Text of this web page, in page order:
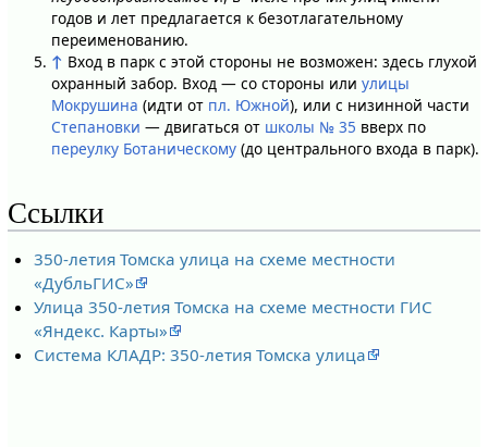
годов и лет предлагается к безотлагательному
переименованию.
↑ Вход в парк с этой стороны не возможен: здесь глухой
охранный забор. Вход — со стороны или улицы
Мокрушина (идти от пл. Южной), или с низинной части
Степановки — двигаться от школы № 35 вверх по
переулку Ботаническому(до центрального входа в парк).
Ссылки
350-летия Томска улица на схеме местности
«ДубльГИС»
Улица 350-летия Томска на схеме местности ГИС
«Яндекс. Карты»
Система КЛАДР: 350-летия Томска улица